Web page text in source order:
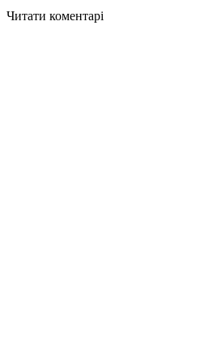
Читати коментарі